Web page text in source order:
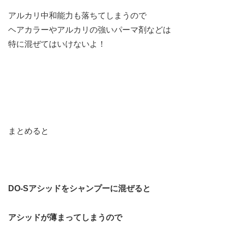
アルカリ中和能力も落ちてしまうので
ヘアカラーやアルカリの強いパーマ剤などは
特に混ぜてはいけないよ！
まとめると
DO-Sアシッドをシャンプーに混ぜると
アシッドが薄まってしまうので